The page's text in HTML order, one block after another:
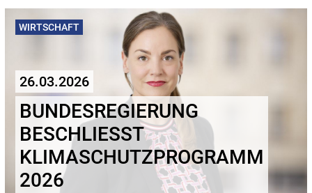
WIRTSCHAFT
26.03.2026
BUNDESREGIERUNG
BESCHLIESST K
LIMASCHUTZPROGRAMM 2
026